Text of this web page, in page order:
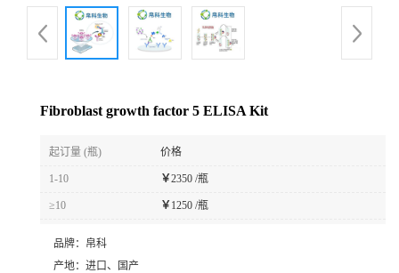
Fibroblast growth factor 5 ELISA Kit
起订量 (瓶) 价格
1-10 ￥2350 /瓶
≥10 ￥ 1250 /瓶
品牌： 帛科
产地： 进口、国产